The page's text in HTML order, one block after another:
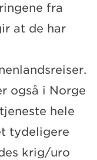
fra
at de har
også i Norge
hele
tydeligere
krig/uro